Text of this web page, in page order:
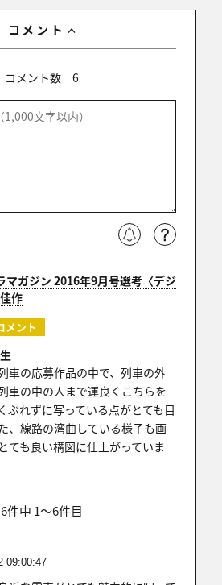
コメント
コメント数 6
マガジン 2016年9月号選考〈デジ
作
メント
車の応募作品の中で、列車の外
車の中の人まで運良くこちらを
ぶれずに写っている点がとても目
、線路の湾曲している様子も画
ても良い構図に仕上がっていま
6件中 1〜6件目
09:00:47